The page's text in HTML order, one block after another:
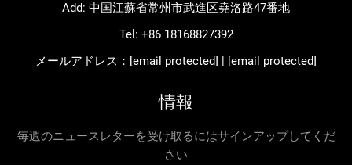
Add: 中国江蘇省常州市武進区堯洛路47番地
Tel: +86 18168827392
メールアドレス： [email protected] [email protected]
情報
毎週のニュースレターを受け取るにはサインアップしてくだ
さい